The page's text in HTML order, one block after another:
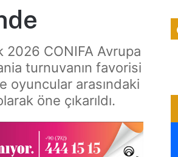
2026 CONIFA Avrupa
turnuvanın favorisi
oyuncular arasındaki
öne çıkarıldı.